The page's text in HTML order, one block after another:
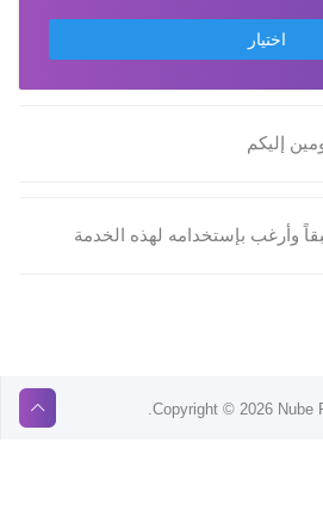
اختيار
إليكم
وأرغب بإستخدامه لهذه الخدمة
Copyright © 2026 Nube